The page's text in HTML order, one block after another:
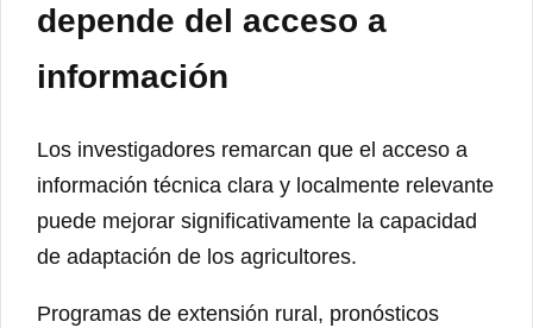
depende del acceso a
información
Los investigadores remarcan que el acceso a
información técnica clara y localmente relevante
puede mejorar significativamente la capacidad
de adaptación de los agricultores.
Programas de extensión rural, pronósticos